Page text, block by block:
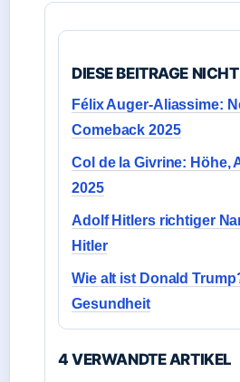
DIESE BEITRAGE
Félix Auger-Aliassime:
Comeback 2025
Col de la Givrine: Höhe,
2025
Adolf Hitlers richtiger
Hitler
Wie alt ist Donald
Gesundheit
4 VERWANDTE ARTIKEL